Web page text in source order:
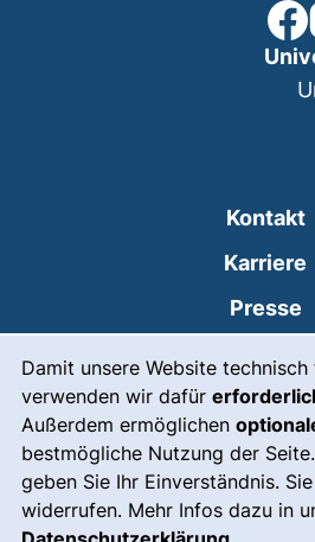
Damit unsere Website
verwenden wir dafür
Außerdem ermöglichen
bestmögliche Nutzung der
geben Sie Ihr Einverständnis.
widerrufen. Mehr Infos dazu in
Kontakt
Karriere
Presse
Leichte
Notfall
Impressum